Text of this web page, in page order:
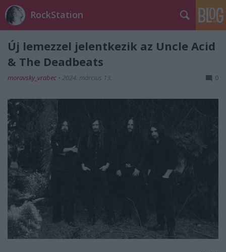
RockStation
Új lemezzel jelentkezik az Uncle Acid
& The Deadbeats
moravsky_vrabec • 2024. március 13. 0